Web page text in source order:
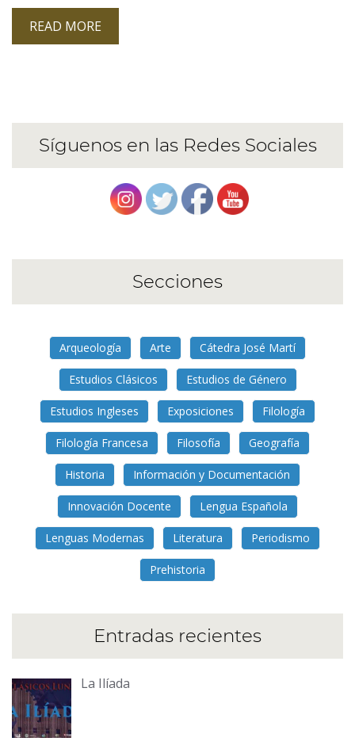
READ MORE
Síguenos en las Redes Sociales
Secciones
Arqueología Arte Cátedra José Martí
Estudios Clásicos Estudios de Género
Estudios Ingleses Exposiciones Filología
Filología Francesa Filosofía Geografía
Historia Información y Documentación
Innovación Docente Lengua Española
Lenguas Modernas Literatura Periodismo
Prehistoria
Entradas recientes
La Ilíada